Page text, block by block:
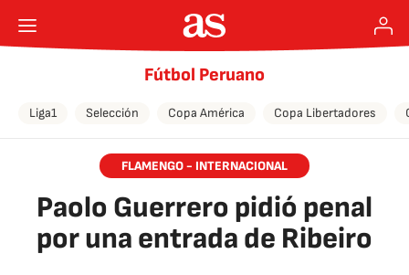
Fútbol Peruano
Liga1 Selección Copa América Copa Libertadores
FLAMENGO - INTERNACIONAL
Paolo Guerrero pidió penal
por una entrada de Ribeiro